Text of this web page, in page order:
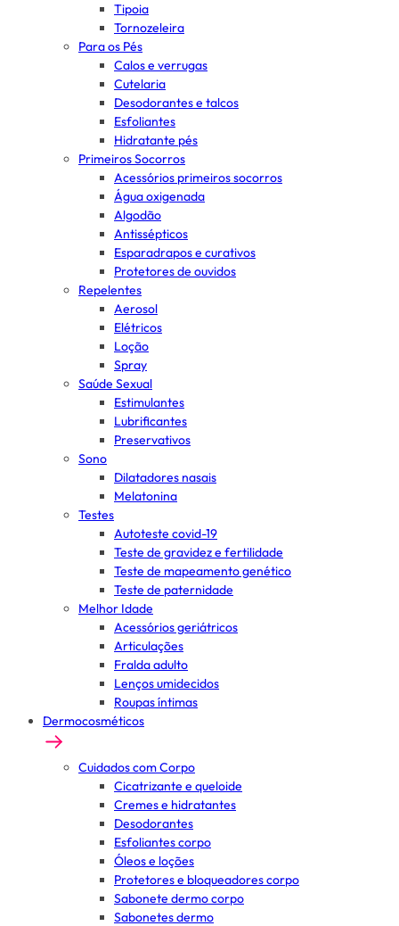
Tipoia
Tornozeleira
Para os Pés
Calos e verrugas
Cutelaria
Desodorantes e talcos
Esfoliantes
Hidratante pés
Primeiros Socorros
Acessórios primeiros socorros
Água oxigenada
Algodão
Antissépticos
Esparadrapos e curativos
Protetores de ouvidos
Repelentes
Aerosol
Elétricos
Loção
Spray
Saúde Sexual
Estimulantes
Lubrificantes
Preservativos
Sono
Dilatadores nasais
Melatonina
Testes
Autoteste covid-19
Teste de gravidez e fertilidade
Teste de mapeamento genético
Teste de paternidade
Melhor Idade
Acessórios geriátricos
Articulações
Fralda adulto
Lenços umidecidos
Roupas íntimas
Dermocosméticos
Cuidados com Corpo
Cicatrizante e queloide
Cremes e hidratantes
Desodorantes
Esfoliantes corpo
Óleos e loções
Protetores e bloqueadores corpo
Sabonete dermo corpo
Sabonetes dermo